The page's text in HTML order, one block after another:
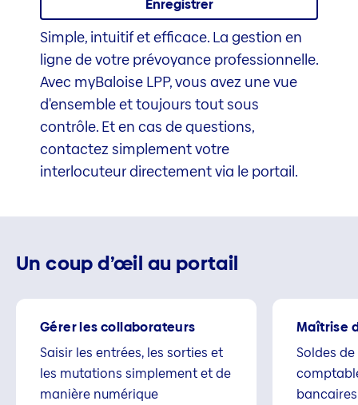
Enregistrer
Simple, intuitif et efficace. La gestion en
ligne de votre prévoyance professionnelle.
Avec myBaloise LPP, vous avez une vue
d'ensemble et toujours tout sous
contrôle. Et en cas de questions,
contactez simplement votre
interlocuteur directement via le portail.
Un coup d’œil au portail
Gérer les collaborateurs
Saisir les entrées, les sorties et
les mutations simplement et de
manière numérique
Maîtrise
Soldes